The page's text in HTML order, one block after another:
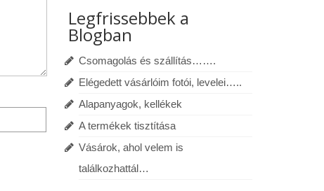
Legfrissebbek a
Blogban
Csomagolás és szállítás…….
Elégedett vásárlóim fotói, levelei…..
Alapanyagok, kellékek
A termékek tisztítása
Vásárok, ahol velem is
találkozhattál…